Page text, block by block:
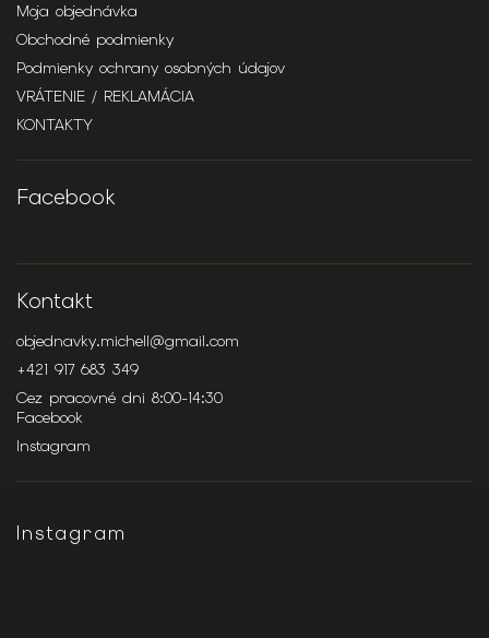
Moja objednávka
Obchodné podmienky
Podmienky ochrany osobných údajov
VRÁTENIE / REKLAMÁCIA
KONTAKTY
Facebook
Kontakt
objednavky.michell@gmail.com
+421 917 683 349
Cez pracovné dni 8:00-14:30
Facebook
Instagram
Instagram